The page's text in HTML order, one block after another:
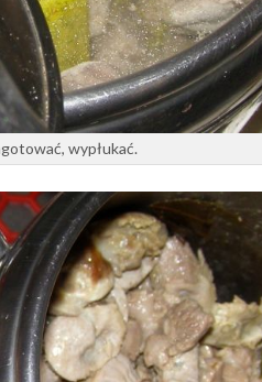
wypłukać.